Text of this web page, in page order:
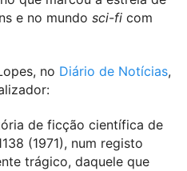
e no mundo sci-fi com
no Diário de Notícias,
de ficção científica de
(1971), num registo
trágico, daquele que